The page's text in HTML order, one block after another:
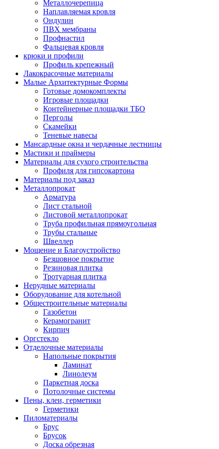
Металлочерепица
Наплавляемая кровля
Ондулин
ПВХ мембраны
Профнастил
Фальцевая кровля
крюки и профили
Профиль крепежный
Лакокрасочные материалы
Малые Архитектурные Формы
Готовые домокомплекты
Игровые площадки
Контейнерные площадки ТБО
Перголы
Скамейки
Теневые навесы
Мансардные окна и чердачные лестницы
Мастики и праймеры
Материалы для сухого строительства
Профиля для гипсокартона
Материалы под заказ
Металлопрокат
Арматура
Лист стальной
Листовой металлопрокат
Труба профильная прямоугольная
Трубы стальные
Швеллер
Мощение и Благоустройство
Безшовное покрытие
Резиновая плитка
Тротуарная плитка
Нерудные материалы
Оборудование для котельной
Общестроительные материалы
Газобетон
Керамогранит
Кирпич
Оргстекло
Отделочные материалы
Напольные покрытия
Ламинат
Линолеум
Паркетная доска
Потолочные системы
Пены, клеи, герметики
Герметики
Пиломатериалы
Брус
Брусок
Доска обрезная